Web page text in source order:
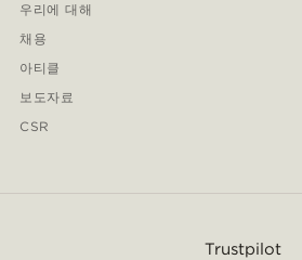
우리에 대해
채용
아티클
보도자료
CSR
Trustpilot